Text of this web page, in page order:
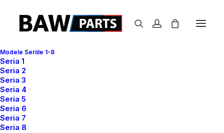
Modele Seriile 1-8
Seria 1
Seria 2
Seria 3
Seria 4
Seria 5
Seria 6
Seria 7
Seria 8
Variations as Single
Products